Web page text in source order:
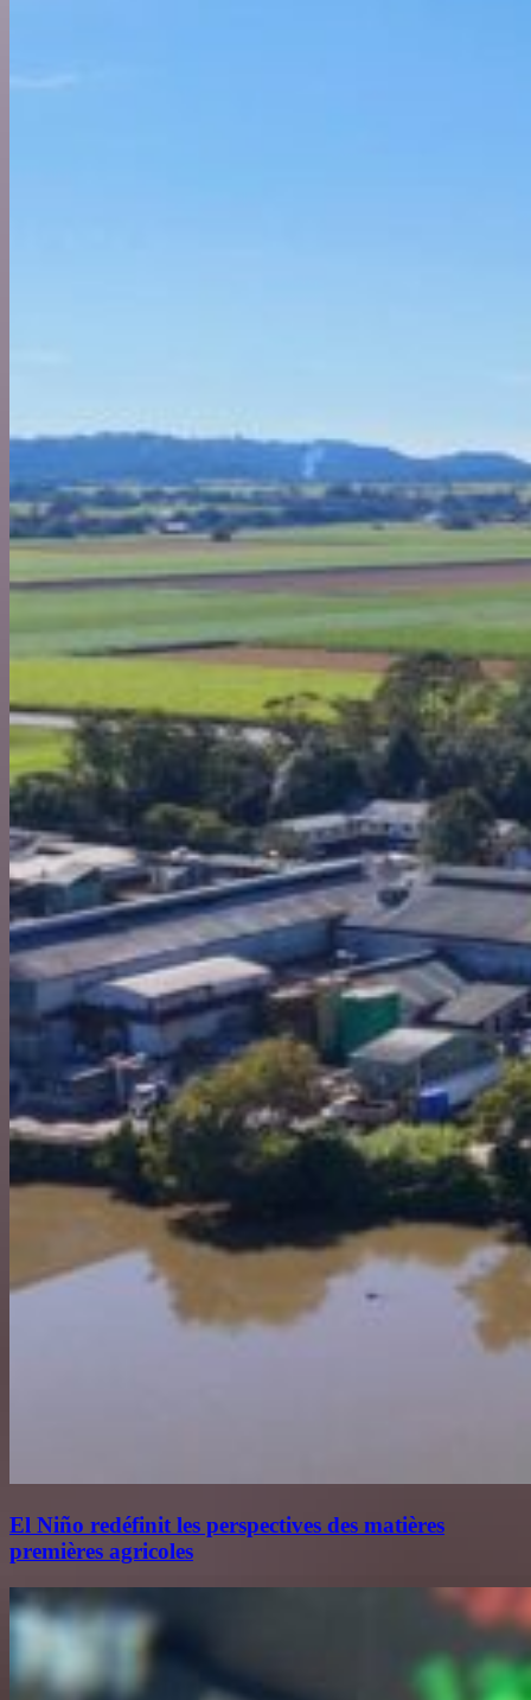
El Niño redéfinit les perspectives des matières
premières agricoles